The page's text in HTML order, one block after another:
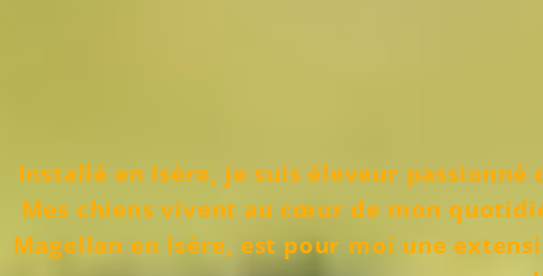
Installé en Isère, je suis éleveur passionné
Mes chiens vivent au cœur de mon
Magellan en Isère, est pour moi une